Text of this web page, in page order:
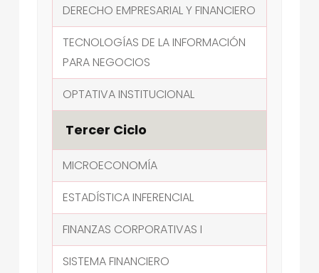
DERECHO EMPRESARIAL Y FINANCIERO
TECNOLOGÍAS DE LA INFORMACIÓN
PARA NEGOCIOS
OPTATIVA INSTITUCIONAL
Tercer Ciclo
MICROECONOMÍA
ESTADÍSTICA INFERENCIAL
FINANZAS CORPORATIVAS I
SISTEMA FINANCIERO